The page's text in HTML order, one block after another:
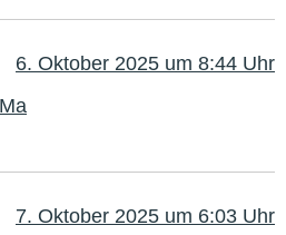
6. Oktober 2025 um 8:44 Uhr
7. Oktober 2025 um 6:03 Uhr